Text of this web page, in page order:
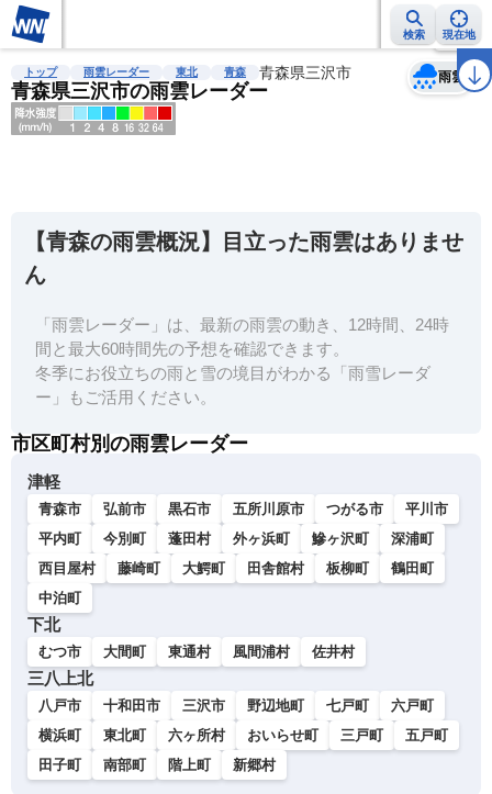
検索 現在地
雨雲レーダー 台風情報 地震情報 警報・注意報 2週間天気 ラ
トップ 雨雲レーダー 東北 青森 青森県三沢市
青森県三沢市の雨雲レーダー
雨雲
天気 台風
【青森の雨雲概況】目立った雨雲はありませ
ん
「雨雲レーダー」は、最新の雨雲の動き、12時間、24時
間と最大60時間先の予想を確認できます。
冬季にお役立ちの雨と雪の境目がわかる「雨雪レーダ
ー」もご活用ください。
市区町村別の雨雲レーダー
津軽
青森市 弘前市 黒石市 五所川原市 つがる市
平川市
平内町
今別町 蓬田村 外ヶ浜町 鰺ヶ沢町
深浦町
西目屋村
藤崎町 大鰐町 田舎館村 板柳町
鶴田町
中泊町
下北
むつ市 大間町 東通村 風間浦村 佐井村
三八上北
八戸市 十和田市 三沢市 野辺地町 七戸町
六戸町
横浜町
東北町 六ヶ所村 おいらせ町 三戸町
五戸町
田子町
南部町 階上町 新郷村